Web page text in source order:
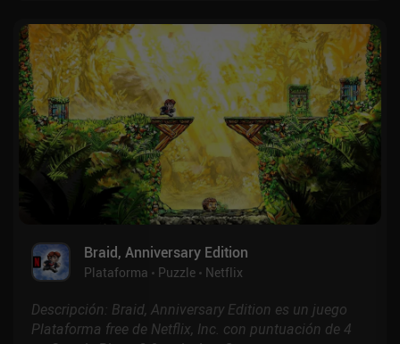
Braid, Anniversary Edition
Plataforma Puzzle Netflix
Descripción: Braid, Anniversary Edition es un juego
Plataforma free de Netflix, Inc. con puntuación de 4